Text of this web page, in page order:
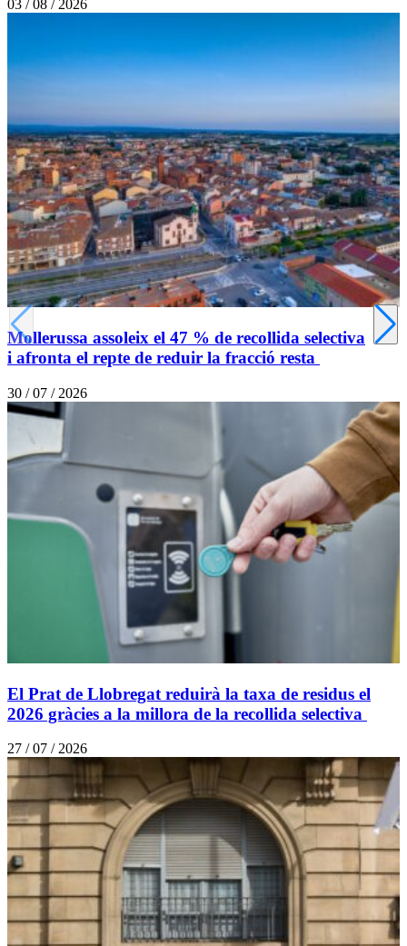
03 / 08 / 2026
Mollerussa assoleix el 47 % de recollida selectiva
i afronta el repte de reduir la fracció resta
30 / 07 / 2026
El Prat de Llobregat reduirà la taxa de residus el
2026 gràcies a la millora de la recollida selectiva
27 / 07 / 2026